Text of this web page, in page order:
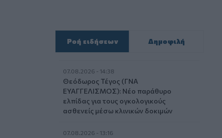
Ροή ειδήσεων Δημοφιλή
07.08.2026 - 14:38
Θεόδωρος Τέγος (ΓΝΑ
ΕΥΑΓΓΕΛΙΣΜΟΣ): Νέο παράθυρο
ελπίδας για τους ογκολογικούς
ασθενείς μέσω κλινικών δοκιμών
07.08.2026 - 13:16